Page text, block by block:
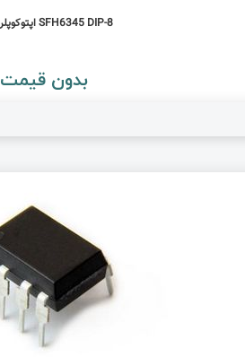
SFH6345 DIP-8 اپتوکوپلر سریع
بدون قیمت